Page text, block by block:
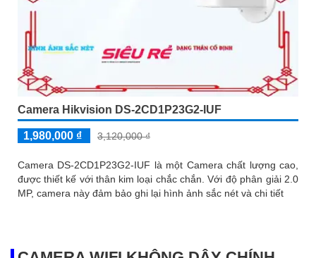
Camera Hikvision DS-2CD1P23G2-IUF
1,980,000 ₫ 3,120,000 ₫
Camera DS-2CD1P23G2-IUF là một Camera chất lượng cao,
được thiết kế với thân kim loại chắc chắn. Với độ phân giải 2.0
MP, camera này đảm bảo ghi lại hình ảnh sắc nét và chi tiết